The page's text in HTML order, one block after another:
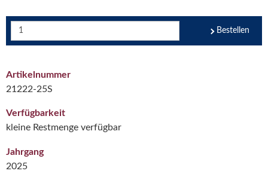
Bestellen
Artikelnummer
21222-25S
Verfügbarkeit
kleine Restmenge verfügbar
Jahrgang
2025